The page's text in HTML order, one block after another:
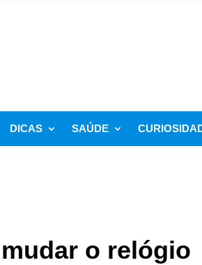
DICAS SAÚDE
o relógio